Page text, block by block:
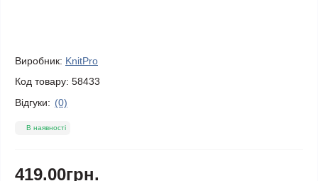
Виробник: KnitPro
Код товару: 58433
Відгуки: (0)
В наявності
419.00грн.